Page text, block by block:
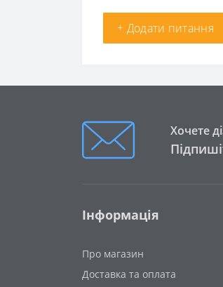
+ Додати питання
Хочете
Інформація
Про магазин
Доставка та оплата